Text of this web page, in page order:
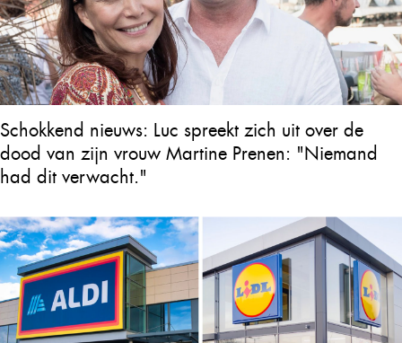
Schokkend nieuws: Luc spreekt zich uit over de
dood van zijn vrouw Martine Prenen: "Niemand
had dit verwacht."